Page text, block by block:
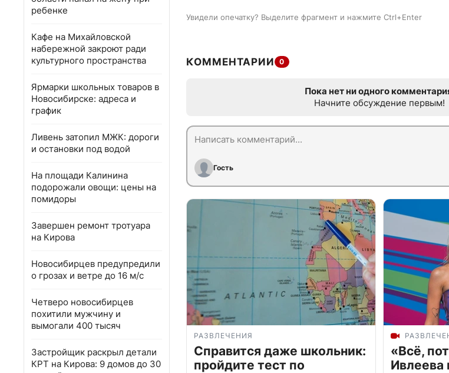
ребенке
Кафе на Михайловской
набережной закроют ради
культурного пространства
Ярмарки школьных товаров в
Новосибирске: адреса и
график
Ливень затопил МЖК: дороги
и остановки под водой
На площади Калинина
подорожали овощи: цены на
помидоры
Завершен ремонт тротуара
на Кирова
Новосибирцев предупредили
о грозах и ветре до 16 м/с
Четверо новосибирцев
похитили мужчину и
вымогали 400 тысяч
Застройщик раскрыл детали
КРТ на Кирова: 9 домов до 30
Увидели опечатку? Выделите фрагмент и нажмите Ctrl+Enter
КОММЕНТАРИИ 0
Пока нет ни одного
Начните обсуждение первым!
Гость
РАЗВЛЕЧЕНИЯ
Справится даже школьник:
пройдите тест по
«Всё,
Ивлеева